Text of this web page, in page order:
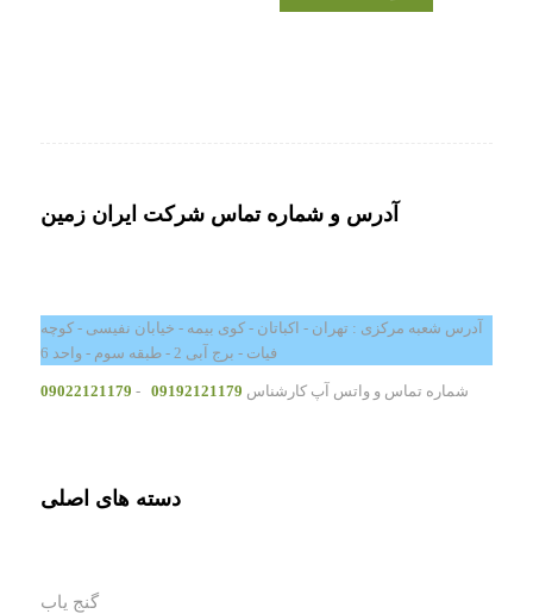
آدرس و شماره تماس شرکت ایران زمین
آدرس شعبه مرکزی : تهران - اکباتان - کوی بیمه - خیابان نفیسی - کوچه
فیات - برج آبی 2 - طبقه سوم - واحد 6
شماره تماس و واتس آپ کارشناس 09192121179
-
09022121179
دسته های اصلی
گنج یاب